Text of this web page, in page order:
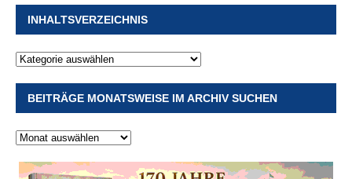
INHALTSVERZEICHNIS
BEITRÄGE MONATSWEISE IM ARCHIV SUCHEN